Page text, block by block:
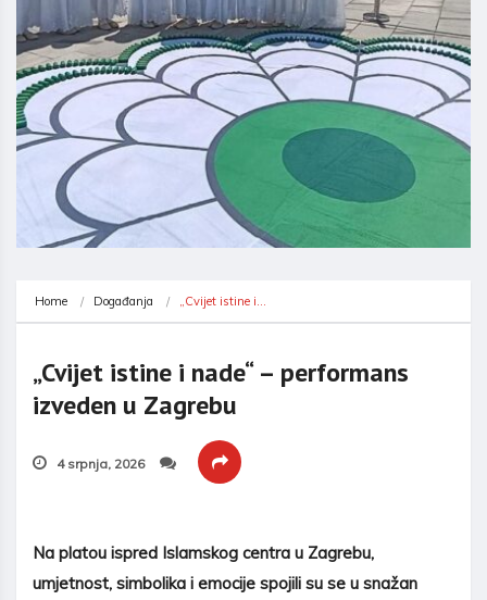
Home Događanja „Cvijet istine i…
„Cvijet istine i nade“ – performans
izveden u Zagrebu
4 srpnja, 2026
Na platou ispred Islamskog centra u Zagrebu,
umjetnost, simbolika i emocije spojili su se u snažan